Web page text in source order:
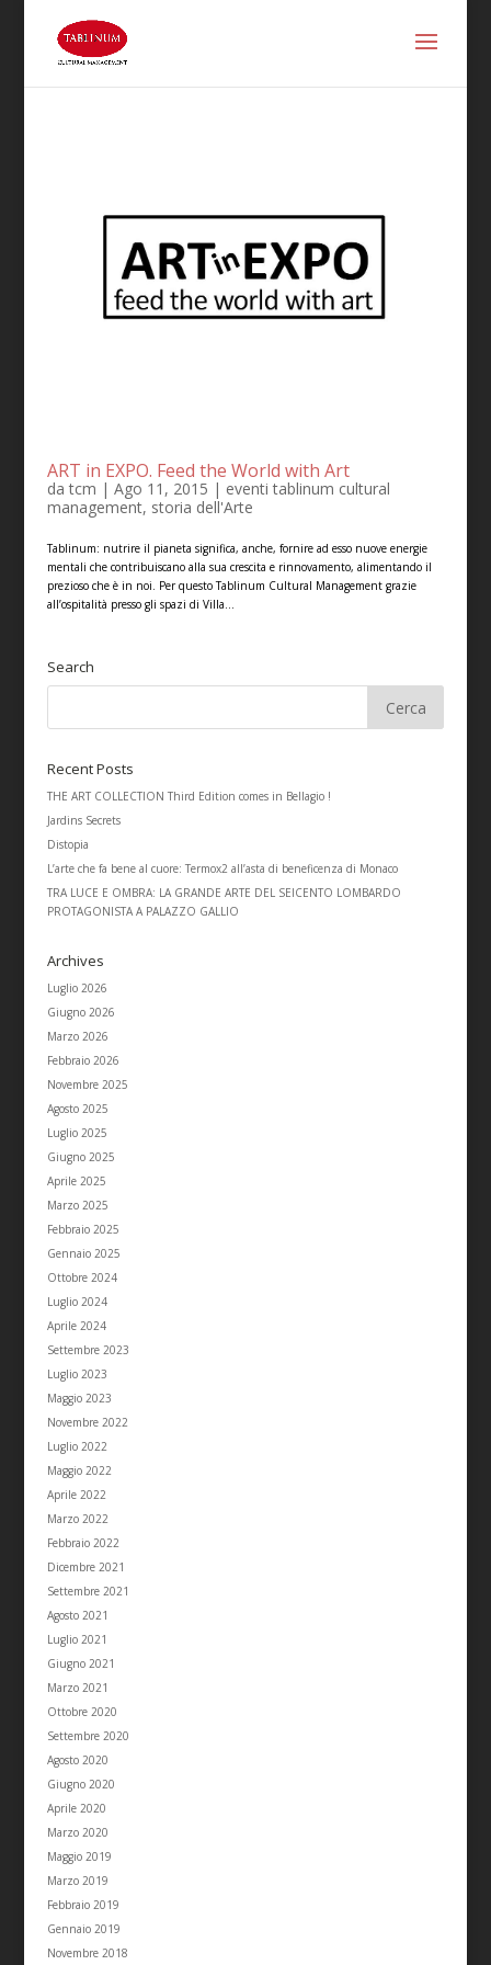
ART in EXPO. Feed the World with Art
datcm | Ago 11, 2015 | eventi tablinum cultural
management, storia dell'Arte
Tablinum: nutrire il pianeta significa, anche, fornire ad esso nuove energie
mentali che contribuiscano alla sua crescita e rinnovamento, alimentando il
prezioso che è in noi. Per questo Tablinum Cultural Management grazie
all’ospitalità presso gli spazi di Villa...
Search
Recent Posts
THE ART COLLECTION Third Edition comes in Bellagio !
Jardins Secrets
Distopia
L’arte che fa bene al cuore: Termox2 all’asta di beneficenza di Monaco
TRA LUCE E OMBRA: LA GRANDE ARTE DEL SEICENTO LOMBARDO
PROTAGONISTA A PALAZZO GALLIO
Archives
Luglio 2026
Giugno 2026
Marzo 2026
Febbraio 2026
Novembre 2025
Agosto 2025
Luglio 2025
Giugno 2025
Aprile 2025
Marzo 2025
Febbraio 2025
Gennaio 2025
Ottobre 2024
Luglio 2024
Aprile 2024
Settembre 2023
Luglio 2023
Maggio 2023
Novembre 2022
Luglio 2022
Maggio 2022
Aprile 2022
Marzo 2022
Febbraio 2022
Dicembre 2021
Settembre 2021
Agosto 2021
Luglio 2021
Giugno 2021
Marzo 2021
Ottobre 2020
Settembre 2020
Agosto 2020
Giugno 2020
Aprile 2020
Marzo 2020
Maggio 2019
Marzo 2019
Febbraio 2019
Gennaio 2019
Novembre 2018